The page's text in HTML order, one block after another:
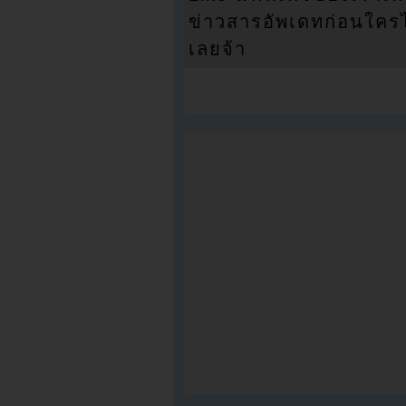
ข่าวสารอัพเดทก่อนใคร
เลยจ้า